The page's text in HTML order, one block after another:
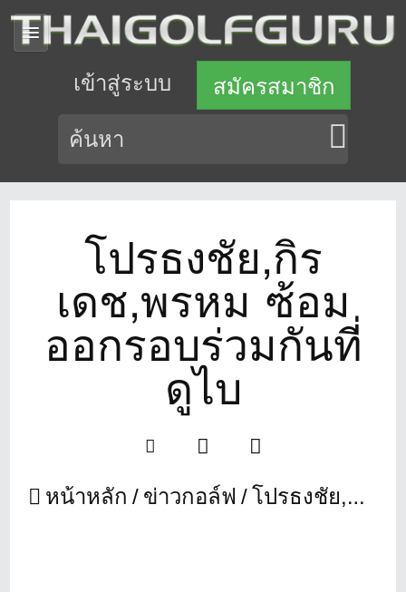
เข้าสู่ระบบ สมัครสมาชิก
โปรธงชัย,กิร
เดช,พรหม ซ้อม
ออกรอบร่วมกันที่
ดูไบ
หน้าหลัก ข่าวกอล์ฟ โปรธงชัย,กิรเดช,พรหม ซ้อมออกรอบร่วมกันที่ดูไบ